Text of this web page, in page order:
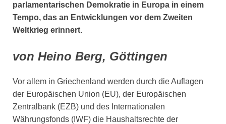
parlamentarischen Demokratie in Europa in einem
Tempo, das an Entwicklungen vor dem Zweiten
Weltkrieg erinnert.
von Heino Berg, Göttingen
Vor allem in Griechenland werden durch die Auflagen
der Europäischen Union (EU), der Europäischen
Zentralbank (EZB) und des Internationalen
Währungsfonds (IWF) die Haushaltsrechte der